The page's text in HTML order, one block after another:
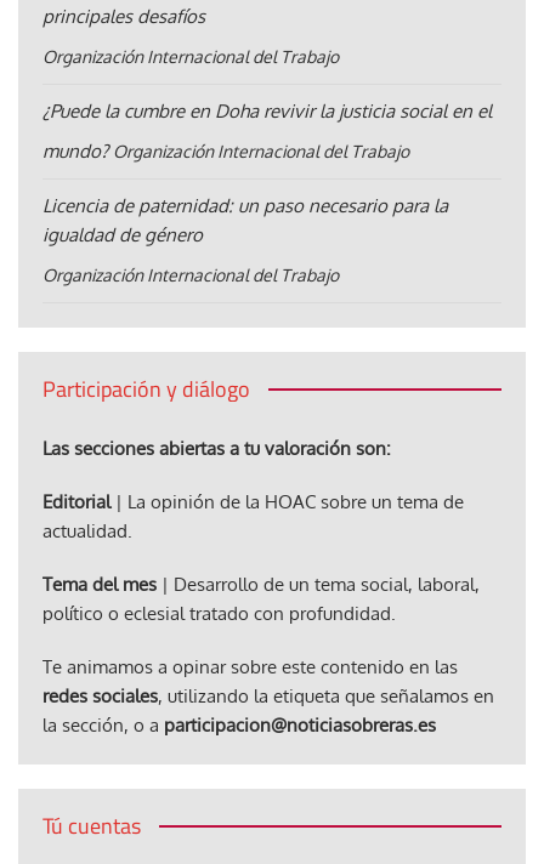
principales desafíos
Organización Internacional del Trabajo
¿Puede la cumbre en Doha revivir la justicia social en el
mundo? Organización Internacional del Trabajo
Licencia de paternidad: un paso necesario para la
igualdad de género
Organización Internacional del Trabajo
Participación y diálogo
Las secciones abiertas a tu valoración son:
Editorial| La opinión de la HOAC sobre un tema de
actualidad.
Tema del mes | Desarrollo de un tema social, laboral,
político o eclesial tratado con profundidad.
Te animamos a opinar sobre este contenido en las
redes sociales, utilizando la etiqueta que señalamos en
la sección, o a participacion@noticiasobreras.es
Tú cuentas